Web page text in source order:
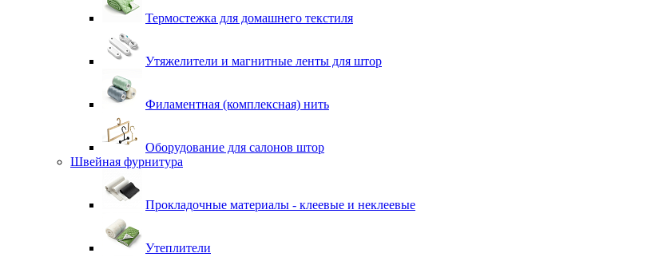
Термостежка для домашнего текстиля
Утяжелители и магнитные ленты для штор
Филаментная (комплексная) нить
Оборудование для салонов штор
Швейная фурнитура
Прокладочные материалы - клеевые и неклеевые
Утеплители